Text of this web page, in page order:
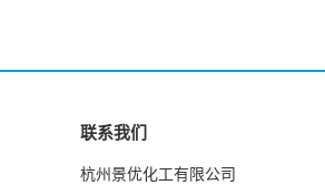
联系我们
杭州景优化工有限公司